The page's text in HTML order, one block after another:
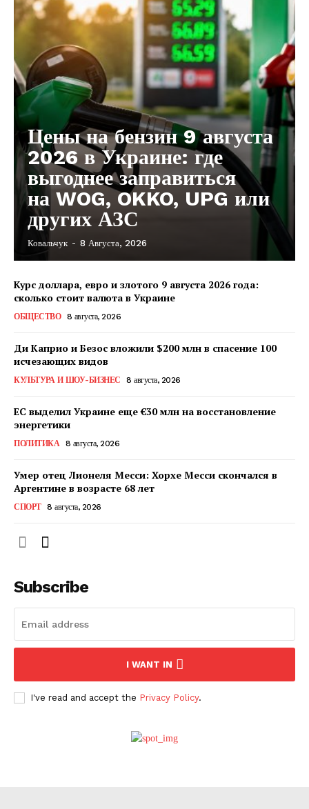
КавПолит
Подписка
Цены на бензин 9 августа
2026 в Украине: где
выгоднее заправиться
на WOG, OKKO, UPG или
других АЗС
Ковальчук - 8 Августа, 2026
Курс доллара, евро и злотого 9 августа 2026 года:
сколько стоит валюта в Украине
ОБЩЕСТВО 8 августа, 2026
Ди Каприо и Безос вложили $200 млн в спасение 100
исчезающих видов
КУЛЬТУРА И ШОУ-БИЗНЕС 8 августа, 2026
ЕС выделил Украине еще €30 млн на восстановление
энергетики
ПОЛИТИКА 8 августа, 2026
Умер отец Лионеля Месси: Хорхе Месси скончался в
Аргентине в возрасте 68 лет
СПОРТ 8 августа, 2026
Subscribe
I WANT IN
I've read and accept the Privacy Policy.